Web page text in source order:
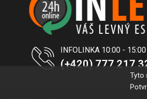
INFOLINKA 10:00 -
(+420) 777 217
Tyto